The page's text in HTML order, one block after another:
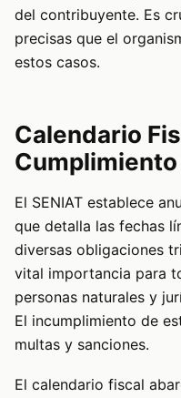
del contribuyente. Es
precisas que el
estos casos.
Calendario
Cumplimiento
El SENIAT establece
que detalla las fechas
diversas obligaciones
vital importancia para
personas naturales y
El incumplimiento de
multas y sanciones.
El calendario fiscal